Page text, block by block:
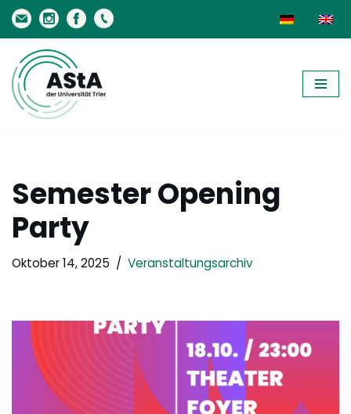
Zum
Inhalt
springen
Semester Opening
Party
Oktober 14, 2025 Veranstaltungsarchiv